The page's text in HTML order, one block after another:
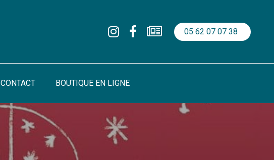
05 62 07 07 38
CONTACT BOUTIQUE EN LIGNE